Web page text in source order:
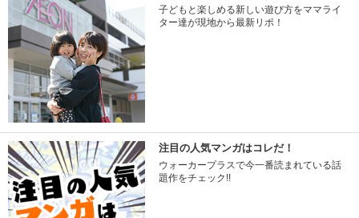
子どもと楽しめる新しい遊び方をママライ
ター達が現地から最新リポ！
注目の人気マンガはコレだ！
ウォーカープラスで今一番読まれている話
題作をチェック!!